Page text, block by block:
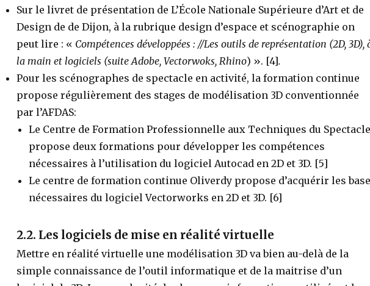
Sur le livret de présentation de L’École Nationale Supérieure d’Art et de
Design de de Dijon, à la rubrique design d’espace et scénographie on
peut lire : « Compétences développées : //Les outils de représentation (2D, 3D),
la main et logiciels (suite Adobe, Vectorwoks, Rhino) ». [4].
Pour les scénographes de spectacle en activité, la formation continue
propose régulièrement des stages de modélisation 3D conventionnée
par l’AFDAS:
Le Centre de Formation Professionnelle aux Techniques du Spectacle
propose deux formations pour développer les compétences
nécessaires à l’utilisation du logiciel Autocad en 2D et 3D. [5]
Le centre de formation continue Oliverdy propose d’acquérir les
nécessaires du logiciel Vectorworks en 2D et 3D. [6]
2.2. Les logiciels de mise en réalité virtuelle
Mettre en réalité virtuelle une modélisation 3D va bien au-delà de la
simple connaissance de l’outil informatique et de la maitrise d’un